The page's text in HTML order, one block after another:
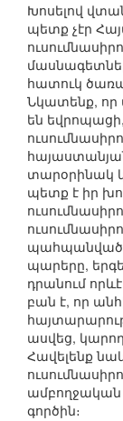
Խոսելով
պետք չէր
հատուկ
Նկատենք, որ
են
տարօրինակ
պետք է իր
պահպանված
պարերը,
դրանում
բան է, որ
ասվեց,
Հավելենք
ամբողջական
գործին։